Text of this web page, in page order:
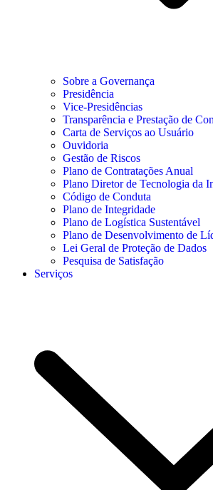
Sobre a Governança
Presidência
Vice-Presidências
Transparência e Prestação de
Carta de Serviços ao Usuário
Ouvidoria
Gestão de Riscos
Plano de Contratações Anual
Plano Diretor de Tecnologia da
Código de Conduta
Plano de Integridade
Plano de Logística Sustentável
Plano de Desenvolvimento de
Lei Geral de Proteção de Dados
Pesquisa de Satisfação
Serviços